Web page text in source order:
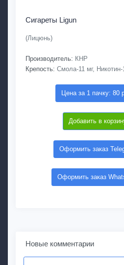
Сигареты Ligun
(Лицюнь)
Производитель: КНР
Крепость: Смола-11 мг,
Цена за 1 пачку: 80
Добавить в
Оформить заказ
Оформить заказ
Новые комментарии